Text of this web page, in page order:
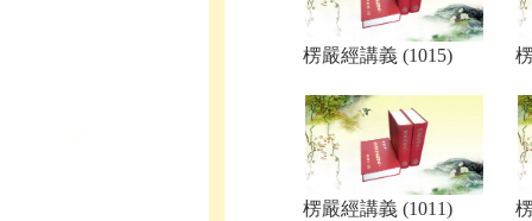
楞嚴經講義 (1015)
楞嚴經講義 (1011)